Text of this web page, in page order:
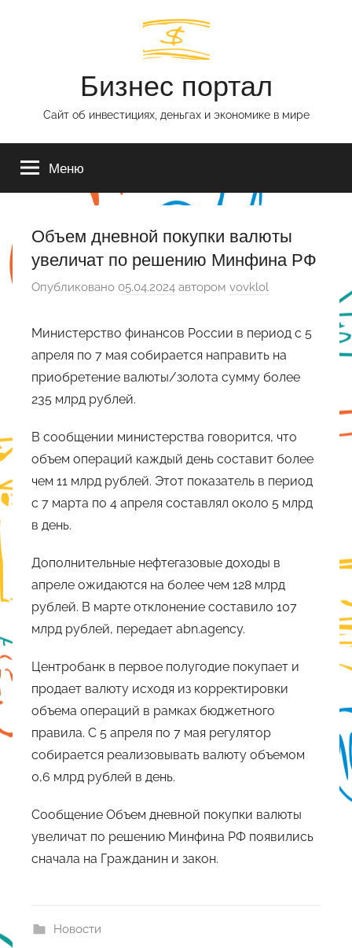
Бизнес портал
Сайт об инвестициях, деньгах и экономике в мире
Меню
Объем дневной покупки валюты
увеличат по решению Минфина РФ
Опубликовано 05.04.2024 автором vovklol
Министерство финансов России в период с 5
апреля по 7 мая собирается направить на
приобретение валюты/золота сумму более
235 млрд рублей.
В сообщении министерства говорится, что
объем операций каждый день составит более
чем 11 млрд рублей. Этот показатель в период
с 7 марта по 4 апреля составлял около 5 млрд
в день.
Дополнительные нефтегазовые доходы в
апреле ожидаются на более чем 128 млрд
рублей. В марте отклонение составило 107
млрд рублей, передает abn.agency.
Центробанк в первое полугодие покупает и
продает валюту исходя из корректировки
объема операций в рамках бюджетного
правила. С 5 апреля по 7 мая регулятор
собирается реализовывать валюту объемом
0,6 млрд рублей в день.
Сообщение Объем дневной покупки валюты
увеличат по решению Минфина РФ появились
сначала на Гражданин и закон.
Новости